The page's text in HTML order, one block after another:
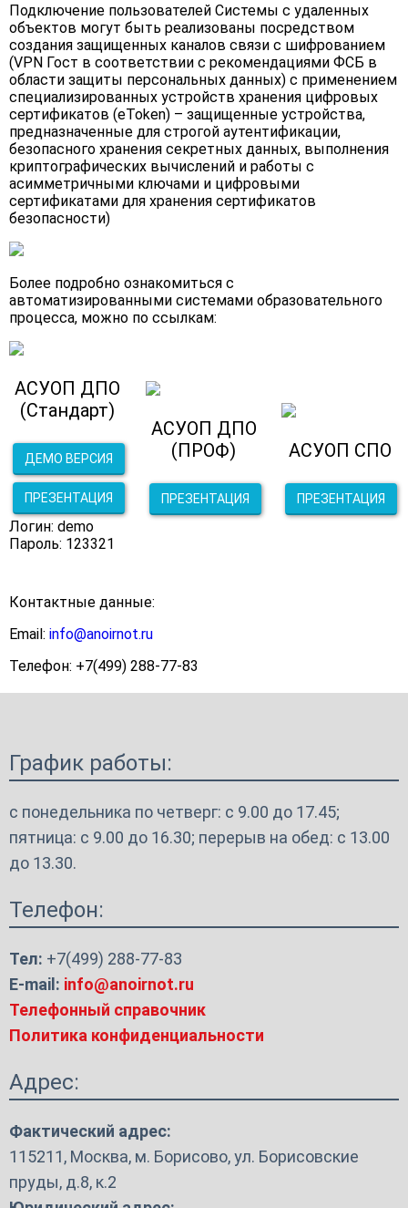
Подключение пользователей Системы с удаленных
объектов могут быть реализованы посредством
создания защищенных каналов связи с шифрованием
(VPN Гост в соответствии с рекомендациями ФСБ в
области защиты персональных данных) с применением
специализированных устройств хранения цифровых
сертификатов (eToken) – защищенные устройства,
предназначенные для строгой аутентификации,
безопасного хранения секретных данных, выполнения
криптографических вычислений и работы с
асимметричными ключами и цифровыми
сертификатами для хранения сертификатов
безопасности)
Более подробно ознакомиться с
автоматизированными системами образовательного
процесса, можно по ссылкам:
АСУОП ДПО
(Стандарт)
ДЕМО ВЕРСИЯ
ПРЕЗЕНТАЦИЯ
Логин: demo
Пароль: 123321
АСУОП ДПО
(ПРОФ)
ПРЕЗЕНТАЦИЯ
АСУОП СПО
ПРЕЗЕНТАЦИЯ
Контактные данные:
Email: info@anoirnot.ru
Телефон: +7(499) 288-77-83
График работы:
с понедельника по четверг: с 9.00 до 17.45;
пятница: с 9.00 до 16.30; перерыв на обед: с 13.00
до 13.30.
Телефон:
Тел: +7(499) 288-77-83
E-mail: info@anoirnot.ru
Телефонный справочник
Политика конфиденциальности
Адрес:
Фактический адрес:
115211, Москва, м. Борисово, ул. Борисовские
пруды, д.8, к.2